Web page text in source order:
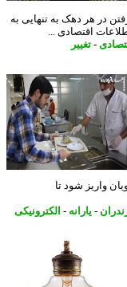
در هر دهک به تنهایی به
اقتصادی ...
-تغییر
شود تا
- یارانه- الکترونیکی